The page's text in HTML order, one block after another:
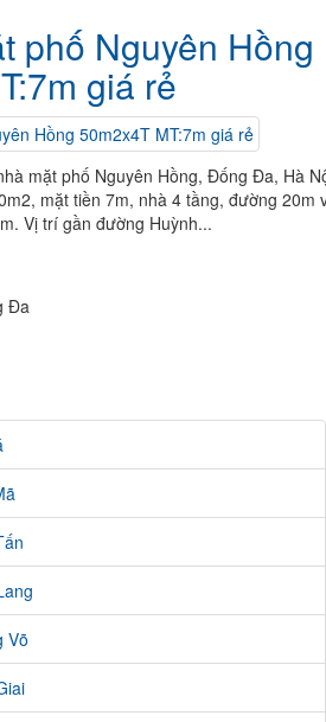
phố Nguyên Hồng
giá rẻ
mặt phố Nguyên Hồng, Đống Đa, Hà
mặt tiền 7m, nhà 4 tầng, đường 20m
Vị trí gần đường Huỳnh...
Đa
Võ